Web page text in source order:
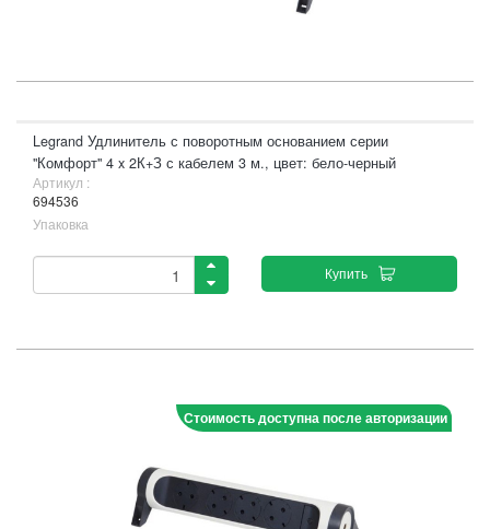
Legrand Удлинитель с поворотным основанием серии
"Комфорт" 4 x 2К+З с кабелем 3 м., цвет: бело-черный
Артикул :
694536
Упаковка
Купить
Стоимость доступна после авторизации